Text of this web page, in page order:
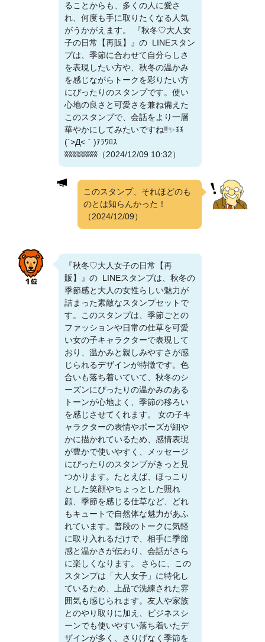
ることからも、多くの人に愛さ
れ、何度も手に取りたくなる人気
がうかがえます。 『秋冬♡大人女
子の日常【再販】』の LINEスタン
プは、季節に合わせて自分らしさ
を表現したい方や、秋冬の温かみ
を感じながらトークを彩りたい方
にぴったりのスタンプです。使い
心地の良さと可愛さを兼ね備えた
このスタンプで、会話をより一層
華やかにしてみたいですね‼️✨️ꉂꉂ
(´>Д<｀)ﾃﾗﾜﾛｽ
ʬʬʬʬʬʬʬʬ（2024/12/09 10:32）
このスタンプ、それほどのも
のとは知らんかった！
（2024/12/09）
『秋冬♡大人女子の日常【再
販】』の LINEスタンプは、秋冬の
季節感と大人の女性らしい魅力が
詰まった素敵なスタンプセットで
す。このスタンプは、季節ごとの
ファッションや日常の仕草を可愛
い女の子キャラクターで表現して
おり、温かみと親しみやすさが感
じられるデザインが特徴です。色
合いも落ち着いていて、秋冬のシ
ーズンにぴったりの温かみのある
トーンが心地よく、季節の移ろい
を感じさせてくれます。 女の子キ
ャラクターの表情やポーズが細や
かに描かれているため、感情表現
が豊かで使いやすく、メッセージ
にぴったりのスタンプがきっと見
つかります。たとえば、ほっこり
とした笑顔やちょっとした照れ
顔、季節を感じる仕草など、どれ
もキュートで自然体な魅力があふ
れています。普段のトークに気軽
に取り入れるだけで、相手に季節
感と温かさが伝わり、会話がさら
に楽しくなります。 さらに、この
スタンプは「大人女子」に特化し
ているため、上品で洗練された雰
囲気も感じられます。友人や家族
とのやり取りに加え、ビジネスシ
ーンでも使いやすい落ち着いたデ
ザインが多く、さりげなく季節を